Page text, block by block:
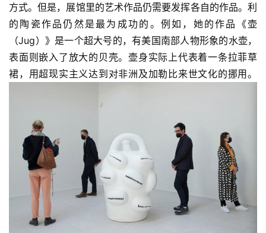
首
页
方式。但是，展馆里的艺术作品仍需要发挥各自的作品。利
的陶瓷作品仍然是最为成功的。例如，她的作品《壶
（Jug）》是一个超大号的，有美国南部人物形象的水壶，
表面则嵌入了放大的贝壳。壶身实际上代表着一条拉菲草
裙，用超现实主义达到对非洲及加勒比来世文化的挪用。